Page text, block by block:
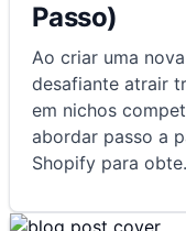
Passo)
Ao criar uma
desafiante atrair
em nichos
abordar passo a
Shopify para obte